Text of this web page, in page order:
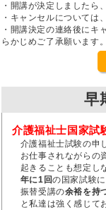
・開講が決定しましたら
・キャンセルについては
・開講決定の連絡後にキ
らかじめご了承願います。
早
介護福祉士国家試
介護福祉士試験の申
お仕事されながらの
起きることも想定し
年に1回の国家試験
振替受講の余裕を持
と私達は強く感じて